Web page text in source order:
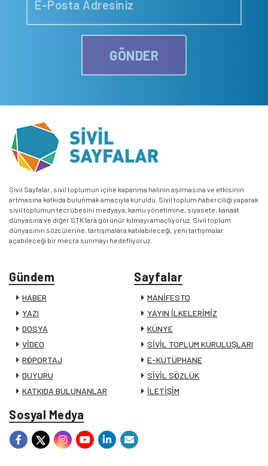
GÖNDER
Sivil Sayfalar, sivil toplumun içine kapanma halinin aşılmasına ve etkisinin
artmasına katkıda bulunmak amacıyla kuruldu. Sivil toplum haberciliği yaparak
sivil toplumun tecrübesini medyaya, kamu yönetimine, siyasete, kanaat
dünyasına ve diğer STK’lara görünür kılmayı amaçlıyoruz. Sivil toplum
dünyasının sözcülerine, tartışmalara katılabileceği, yeni tartışmalar
açabileceği bir mecra sunmayı hedefliyoruz.
Gündem
HABER
YAZI
DOSYA
VİDEO
RÖPORTAJ
DUYURU
KATKIDA BULUNANLAR
Sayfalar
MANİFESTO
YAYIN İLKELERİMİZ
KÜNYE
SİVİL TOPLUM KURULUŞLARI
E-KÜTÜPHANE
SİVİL SÖZLÜK
İLETİŞİM
Sosyal Medya